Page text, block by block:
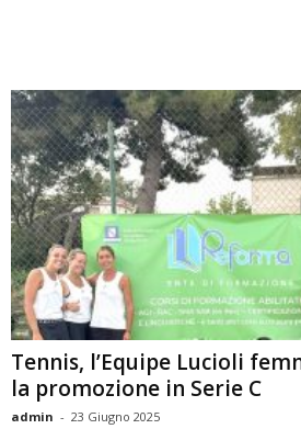
Tennis, l’Equipe Lucioli
la promozione in Serie C
admin - 23 Giugno 2025